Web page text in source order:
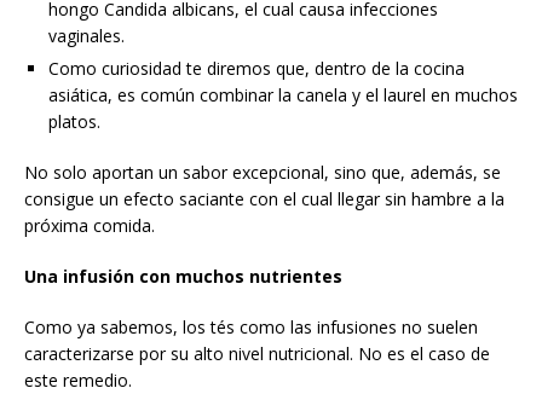
hongo Candida albicans, el cual causa infecciones
vaginales.
Como curiosidad te diremos que, dentro de la cocina
asiática, es común combinar la canela y el laurel en muchos
platos.
No solo aportan un sabor excepcional, sino que, además, se
consigue un efecto saciante con el cual llegar sin hambre a la
próxima comida.
Una infusión con muchos nutrientes
Como ya sabemos, los tés como las infusiones no suelen
caracterizarse por su alto nivel nutricional. No es el caso de
este remedio.